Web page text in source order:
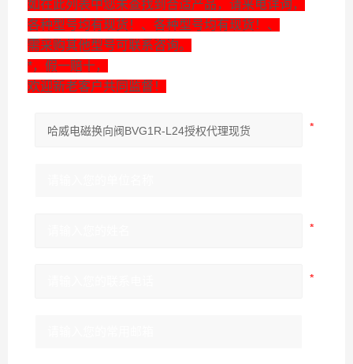
如在此列表中您未查找到合适产品，请来电详询，
各种型号均有现货！、各种型号均有现货！、
需采购其他型号可联系咨询。
*，假一赔十，
欢迎新老客户共同监督！